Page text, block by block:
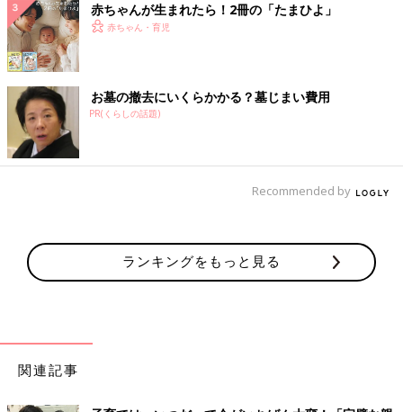
赤ちゃんが生まれたら！2冊の「たまひよ」
赤ちゃん・育児
お墓の撤去にいくらかかる？墓じまい費用
PR(くらしの話題)
Recommended by
ランキングをもっと見る
関連記事